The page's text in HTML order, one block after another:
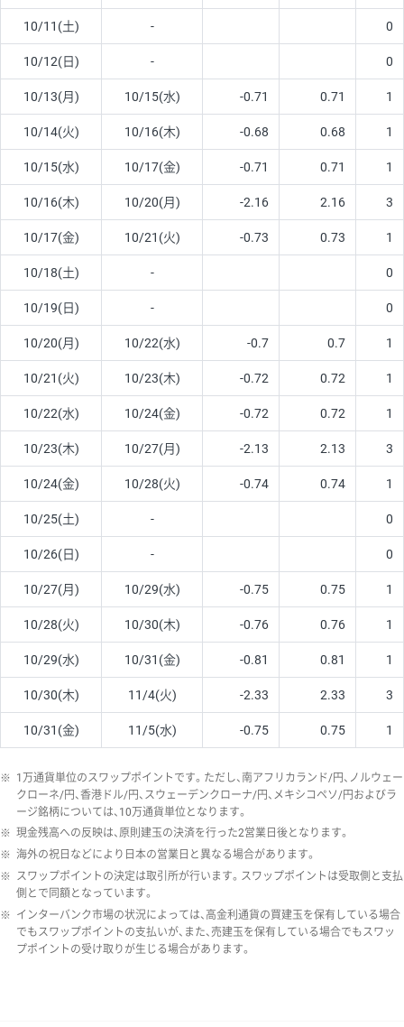
10/11(土) - 0
10/12(日) - 0
10/13(月) 10/15(水) -0.71 0.71 1
10/14(火) 10/16(木) -0.68 0.68 1
10/15(水) 10/17(金) -0.71 0.71 1
10/16(木) 10/20(月) -2.16 2.16 3
10/17(金) 10/21(火) -0.73 0.73 1
10/18(土) - 0
10/19(日) - 0
10/20(月) 10/22(水) -0.7 0.7 1
10/21(火) 10/23(木) -0.72 0.72 1
10/22(水) 10/24(金) -0.72 0.72 1
10/23(木) 10/27(月) -2.13 2.13 3
10/24(金) 10/28(火) -0.74 0.74 1
10/25(土) - 0
10/26(日) - 0
10/27(月) 10/29(水) -0.75 0.75 1
10/28(火) 10/30(木) -0.76 0.76 1
10/29(水) 10/31(金) -0.81 0.81 1
10/30(木) 11/4(火) -2.33 2.33 3
10/31(金) 11/5(水) -0.75 0.75 1
※ 1万通貨単位のスワップポイントです。ただし、南アフリカランド/円、ノルウェー
クローネ/円、香港ドル/円、スウェーデンクローナ/円、メキシコペソ/円およびラ
ージ銘柄については、10万通貨単位となります。
※ 現金残高への反映は、原則建玉の決済を行った2営業日後となります。
※ 海外の祝日などにより日本の営業日と異なる場合があります。
※ スワップポイントの決定は取引所が行います。スワップポイントは受取側と支払
側とで同額となっています。
※ インターバンク市場の状況によっては、高金利通貨の買建玉を保有している場合
でもスワップポイントの支払いが、また、売建玉を保有している場合でもスワッ
プポイントの受け取りが生じる場合があります。